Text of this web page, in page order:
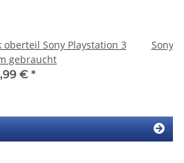
oberteil Sony Playstation 3
gebraucht
€ *
Sony